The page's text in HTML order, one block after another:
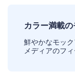
カラー満載
鮮やかなモッ
メディアのフ